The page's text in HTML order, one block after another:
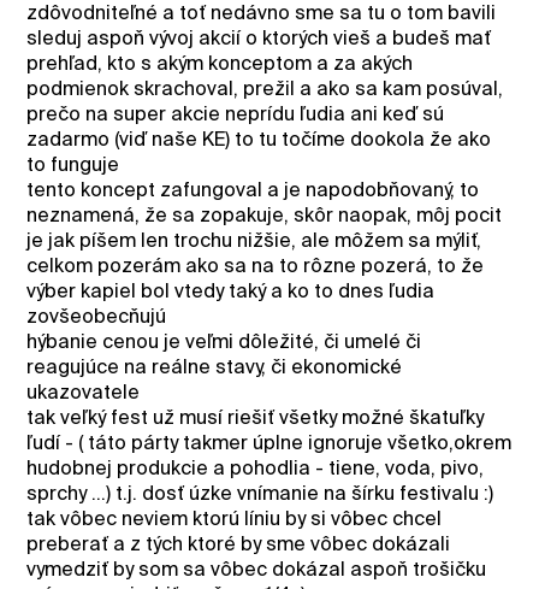
zdôvodniteľné a toť nedávno sme sa tu o tom bavili
sleduj aspoň vývoj akcií o ktorých vieš a budeš mať
prehľad, kto s akým konceptom a za akých
podmienok skrachoval, prežil a ako sa kam posúval,
prečo na super akcie neprídu ľudia ani keď sú
zadarmo (viď naše KE) to tu točíme dookola že ako
to funguje
tento koncept zafungoval a je napodobňovaný, to
neznamená, že sa zopakuje, skôr naopak, môj pocit
je jak píšem len trochu nižšie, ale môžem sa mýliť,
celkom pozerám ako sa na to rôzne pozerá, to že
výber kapiel bol vtedy taký a ko to dnes ľudia
zovšeobecňujú
hýbanie cenou je veľmi dôležité, či umelé či
reagujúce na reálne stavy, či ekonomické
ukazovatele
tak veľký fest už musí riešiť všetky možné škatuľky
ľudí - ( táto párty takmer úplne ignoruje všetko,okrem
hudobnej produkcie a pohodlia - tiene, voda, pivo,
sprchy ...) t.j. dosť úzke vnímanie na šírku festivalu :)
tak vôbec neviem ktorú líniu by si vôbec chcel
preberať a z tých ktoré by sme vôbec dokázali
vymedziť by som sa vôbec dokázal aspoň trošičku